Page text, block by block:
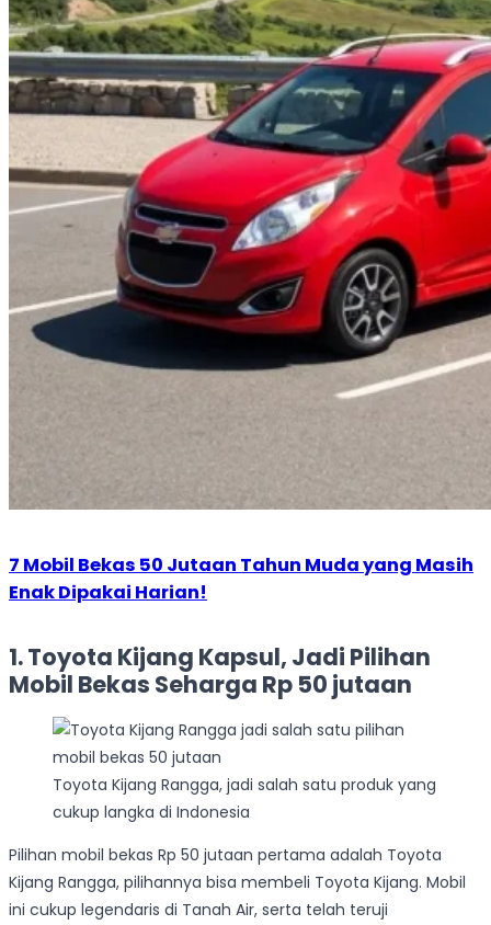
7 Mobil Bekas 50 Jutaan Tahun Muda yang Masih
Enak Dipakai Harian!
1. Toyota Kijang Kapsul, Jadi Pilihan
Mobil Bekas Seharga Rp 50 jutaan
Toyota Kijang Rangga, jadi salah satu produk yang
cukup langka di Indonesia
Pilihan mobil bekas Rp 50 jutaan pertama adalah Toyota
Kijang Rangga, pilihannya bisa membeli Toyota Kijang. Mobil
ini cukup legendaris di Tanah Air, serta telah teruji